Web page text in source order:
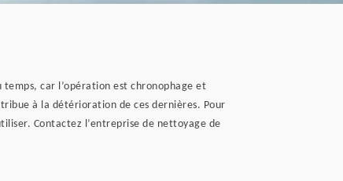
car l’opération est chronophage et
à la détérioration de ces dernières. Pour
Contactez l’entreprise de nettoyage de